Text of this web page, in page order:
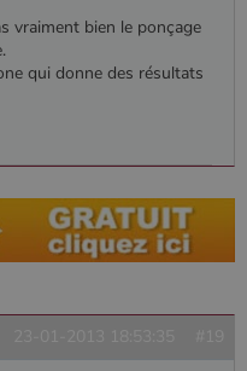
vraiment bien le ponçage
qui donne des résultats